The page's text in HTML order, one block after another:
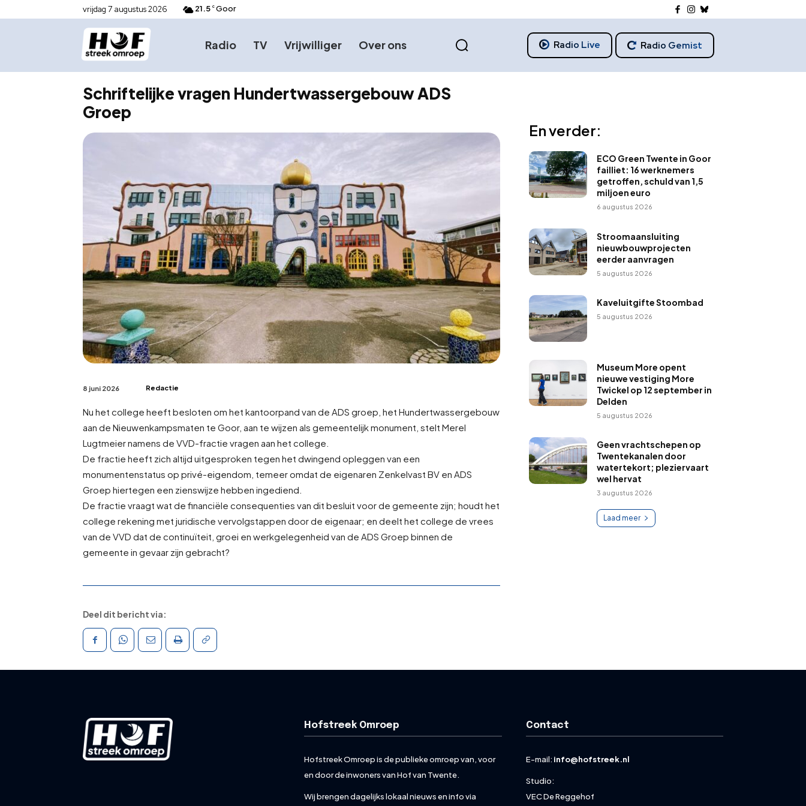
vrijdag 7 augustus 2026 21.5 C Goor
Radio TV Vrijwilliger Over ons Radio Live Radio Gemist
Schriftelijke vragen Hundertwassergebouw ADS
Groep
8 juni 2026 Redactie
Nu het college heeft besloten om het kantoorpand van de ADS groep, het Hundertwassergebouw
aan de Nieuwenkampsmaten te Goor, aan te wijzen als gemeentelijk monument, stelt Merel
Lugtmeier namens de VVD-fractie vragen aan het college.
De fractie heeft zich altijd uitgesproken tegen het dwingend opleggen van een
monumentenstatus op privé-eigendom, temeer omdat de eigenaren Zenkelvast BV en ADS
Groep hiertegen een zienswijze hebben ingediend.
De fractie vraagt wat de financiële consequenties van dit besluit voor de gemeente zijn; houdt het
college rekening met juridische vervolgstappen door de eigenaar; en deelt het college de vrees
van de VVD dat de continuïteit, groei en werkgelegenheid van de ADS Groep binnen de
gemeente in gevaar zijn gebracht?
En verder:
ECO Green Twente in Goor
failliet: 16 werknemers
getroffen, schuld van 1,5
miljoen euro
6 augustus 2026
Stroomaansluiting
nieuwbouwprojecten
eerder aanvragen
5 augustus 2026
Kaveluitgifte Stoombad
5 augustus 2026
Museum More opent
nieuwe vestiging More
Twickel op 12 september in
Delden
5 augustus 2026
Geen vrachtschepen op
Twentekanalen door
watertekort; pleziervaart
wel hervat
3 augustus 2026
Laad meer
Deel dit bericht via:
Hofstreek Omroep
Hofstreek Omroep is de publieke omroep van, voor
en door de inwoners van Hof van Twente.
Wij brengen dagelijks lokaal nieuws en info via
Contact
E-mail: info@hofstreek.nl
Studio:
VEC De Reggehof